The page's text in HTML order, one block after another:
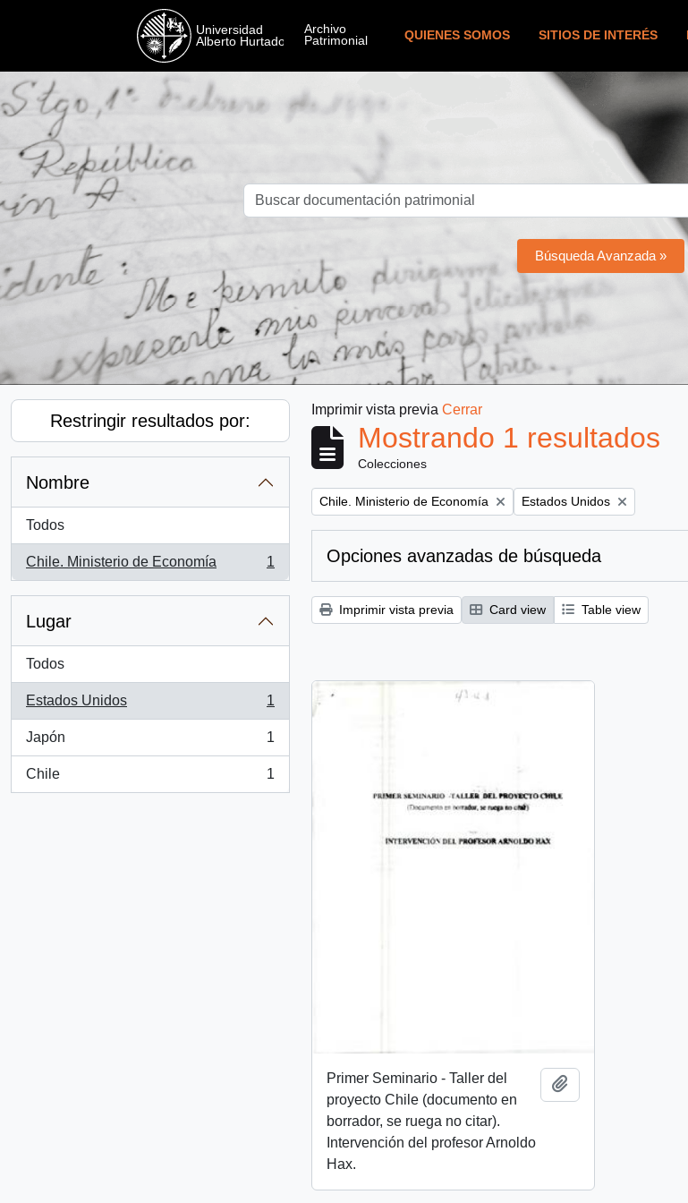
QUIENES SOMOS SITIOS DE INTERÉS
Búsqueda Avanzada »
Restringir resultados por:
Nombre
Todos
Chile. Ministerio de Economía
, 1 resultados
1
Lugar
Todos
Estados Unidos
, 1 resultados
1
Japón
, 1 resultados
1
Chile
, 1 resultados
1
Imprimir vista previa Cerrar
Mostrando 1 resultados
Colecciones
Remove filter:
Chile. Ministerio de Economía Remove filter:
Estados Unidos
Opciones avanzadas de búsqueda
Imprimir vista previa Card view Table view
Primer Seminario - Taller del
proyecto Chile (documento en
borrador, se ruega no citar).
Intervención del profesor Arnoldo
Hax.